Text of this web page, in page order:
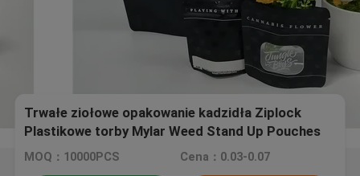
Trwałe ziołowe opakowanie kadzidła Ziplock
Plastikowe torby Mylar Weed Stand Up Pouches
MOQ：10000PCS Cena：0.03-0.07